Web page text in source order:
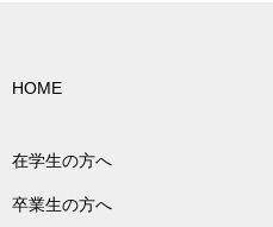
HOME
在学生の方へ
卒業生の方へ